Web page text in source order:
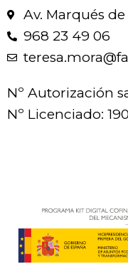
Av. Marqués
968 23 49 06
Nº Autorización
Nº Licenciado: